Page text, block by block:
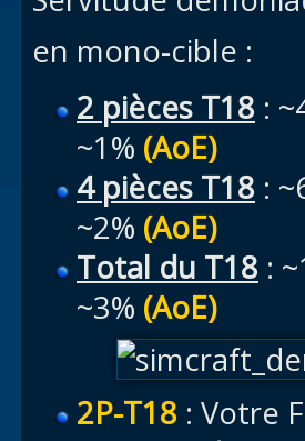
en mono-cible :
2 pièces T18 :
~1% (AoE)
4 pièces T18 :
~2% (AoE)
Total du T18 :
~3% (AoE)
2P-T18 : Votre